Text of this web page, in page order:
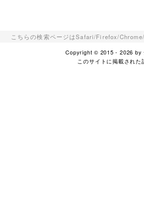
こちらの検索ページはSafari/Firefox/
Copyright © 2015 - 2026 by
このサイトに掲載され